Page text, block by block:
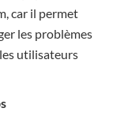
car il permet
les problèmes
utilisateurs